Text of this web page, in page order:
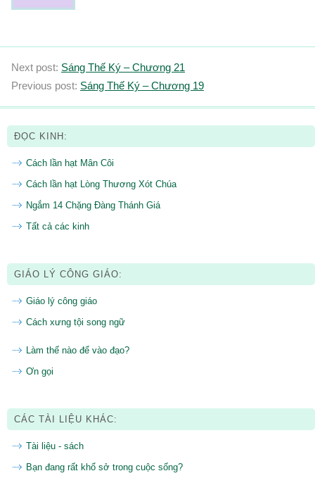
Next post: Sáng Thế Ký – Chương 21
Previous post: Sáng Thế Ký – Chương 19
ĐỌC KINH:
Cách lần hạt Mân Côi
Cách lần hạt Lòng Thương Xót Chúa
Ngắm 14 Chặng Đàng Thánh Giá
Tất cả các kinh
GIÁO LÝ CÔNG GIÁO:
Giáo lý công giáo
Cách xưng tội song ngữ
Làm thế nào để vào đạo?
Ơn gọi
CÁC TÀI LIỆU KHÁC:
Tài liệu - sách
Bạn đang rất khổ sở trong cuộc sống?